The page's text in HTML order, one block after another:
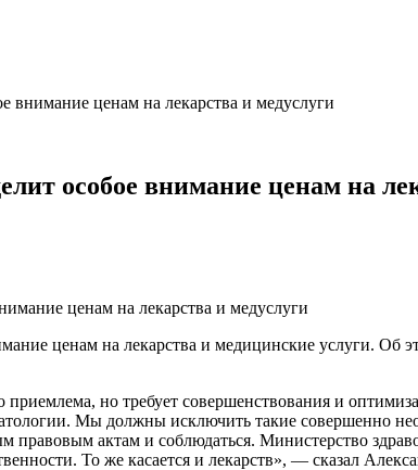
внимание ценам на лекарства и медуслуги
особое внимание ценам на
ценам на лекарства и медицинские услуги.
но требует совершенствования и
Мы должны исключить такие совершенно
правовым актам и соблюдаться. Министерство
То же касается и лекарств», — сказал